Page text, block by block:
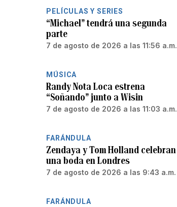
PELÍCULAS Y SERIES
“Michael” tendrá una segunda
parte
7 de agosto de 2026 a las 11:56 a.m.
MÚSICA
Randy Nota Loca estrena
“Soñando” junto a Wisin
7 de agosto de 2026 a las 11:03 a.m.
FARÁNDULA
Zendaya y Tom Holland celebran
una boda en Londres
7 de agosto de 2026 a las 9:43 a.m.
FARÁNDULA